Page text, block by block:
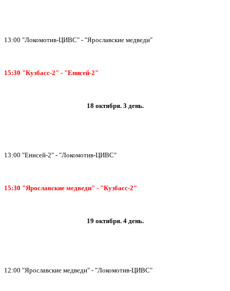
13:00 "Локомотив-ЦИВС" - "Ярославские медведи"
15:30 "Кузбасс-2" - "Енисей-2"
18 октября. 3 день.
13:00 "Енисей-2" - "Локомотив-ЦИВС"
15:30 "Ярославские медведи" - "Кузбасс-2"
19 октября. 4 день.
12:00 "Ярославские медведи" - "Локомотив-ЦИВС"